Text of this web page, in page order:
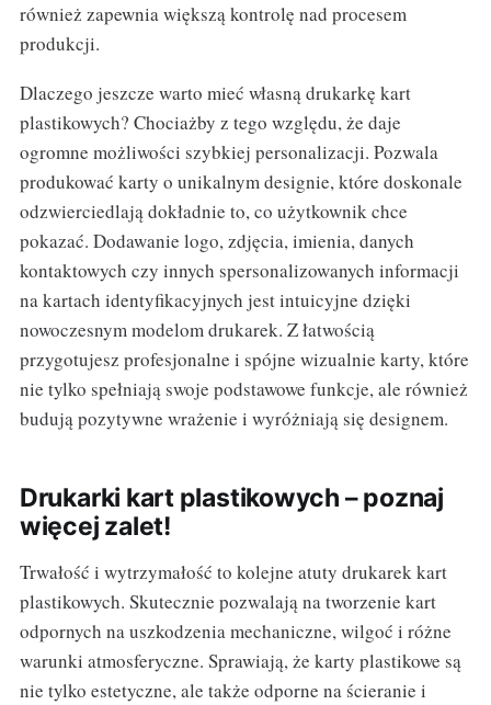
również zapewnia większą kontrolę nad procesem
produkcji.
Dlaczego jeszcze warto mieć własną drukarkę kart
plastikowych? Chociażby z tego względu, że daje
ogromne możliwości szybkiej personalizacji. Pozwala
produkować karty o unikalnym designie, które doskonale
odzwierciedlają dokładnie to, co użytkownik chce
pokazać. Dodawanie logo, zdjęcia, imienia, danych
kontaktowych czy innych spersonalizowanych informacji
na kartach identyfikacyjnych jest intuicyjne dzięki
nowoczesnym modelom drukarek. Z łatwością
przygotujesz profesjonalne i spójne wizualnie karty, które
nie tylko spełniają swoje podstawowe funkcje, ale również
budują pozytywne wrażenie i wyróżniają się designem.
Drukarki kart plastikowych – poznaj
więcej zalet!
Trwałość i wytrzymałość to kolejne atuty drukarek kart
plastikowych. Skutecznie pozwalają na tworzenie kart
odpornych na uszkodzenia mechaniczne, wilgoć i różne
warunki atmosferyczne. Sprawiają, że karty plastikowe są
nie tylko estetyczne, ale także odporne na ścieranie i